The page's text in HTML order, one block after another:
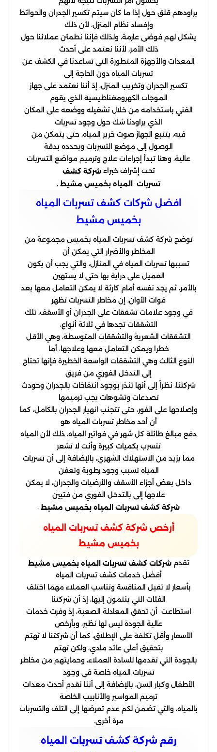
يراودهم قلق حول إذا ما كان سيتم تكسير الجدران والحوائط
وإفساد نظام المنزل، لأن ذلك
يشكل لهم فوضى عارمة، ولذلك فإننا نطمئن عملائنا حول
ذلك الأمر، لأننا نعتمد على أحدث
المعدات والأجهزة المتطورة التي تساعدنا في الكشف عن
تسربات المياه دون الحاجة إلى
تكسير الجدران وتخريب المنزل، إذ أننا نعتمد على جهاز
الموجات الكهرومغناطيسية الذي يقوم
الفني باستخدامه من خلال تشغيله ووضعه على المكان
الذي يراودنا شك حول وجود تسربات
فيه، يتتبع الجهاز صوت خرير المياه، حتى يتمكن من
الوصول إلى موضع التسربات ويحدده بدقة
عالية، وهنا تبدأ إجراءات علاج وترميم مواضع التسربات
تحت إشراف خبراءشركة كشف
تسربات
المياه بخميس مشيط .
افضل شركات كشف تسربات المياه
بخميس مشيط
توضح شركة كشف تسربات المياه بخميس مجموعة من
المخاطر والأضرار التي يمكن أن
تسببها تسربات المياه في المنازل، والتي يجب أن يكون
العميل على دراية بها حتى لا يستهين
بالأمر، ثم يجد نفسه أمام كارثة لا يمكن التعامل معها بعد
فوات الأوان، إن مخاطر التسربات تظهر
في وجود علامات تشققات على الجدران أو الأسقف، تلك
التشققات تجدها في ثلاثة أنواع،
التشققات الشعرية والتشققات المتوسطة، وهي الأقل
خطرا ويمكن التعامل معها وعلاجها، أما
النوع الثالث وهي التشققات الواسعة الخطيرة فإنها تحتاج
إلى التدخل الفوري من فريق
شركتنا، نظراً إلى أنها تنذر بوجود انتفاخات بالجدران وحودث
تصدعات وتشوهات يجب ترميمها
وإصلاحها على الفور، حتى تتجنب انهيار الجدران بالكامل، كما
أن أحد مخاطر تسربات المياه هو
دفع مبالغ طائلة كل شهر في فواتير المياه، ذلك لأن المياه
تتسرب بكميات كبيرة وأنت لا تشعر
مما يزيد من الاستهلاك الشهري، بالإضافة إلى أن تسربات
المياه تسبب وجود رطوبة وتعفن
داخل بعض أجزاء الأسقف والأرضيات والجدران، لا يمكن
علاجها إلى بالتدخل الفوري من فتيين
شركة كشف تسربات المياه بخميس مشيط .
أرخص شركة كشف تسربات المياه
بخميس مشيط
تقدمشركات كشف تسربات المياه بخميس مشيط
أفضل خدمات كشف تسربات المياه
بأسعار لا تقبل المنافسة وتناسب العملاء مهما اختلف
الفئات التي ينتمون إليها، إذ أن شركتنا
استطاعت أن تحقق المعادلة الصعبة، إذ وفرت خدمات
عالية الجودة ليس لها نظير، وبأرخص
الأسعار وأقل تكلفة على الإطلاق، كما أن شركتنا لا تهتم
بتحقيق أعلى عائد مادي، ولكن تهتم
بالجودة التي تقدمها للسادة العملاء، وحمايتهم من مخاطر
تسربات المياه خاصة في وجود
الأطفال وكبار السن، بالإضافة إلى أننا نقدم أحدث معدات
ترميم المواسير والأنابيب الخاصة
بالمياه، والتي تضمن لكم عدم تعرضها إلى التلف والتسربات
مرة أخرى.
رقم شركة كشف تسربات المياه